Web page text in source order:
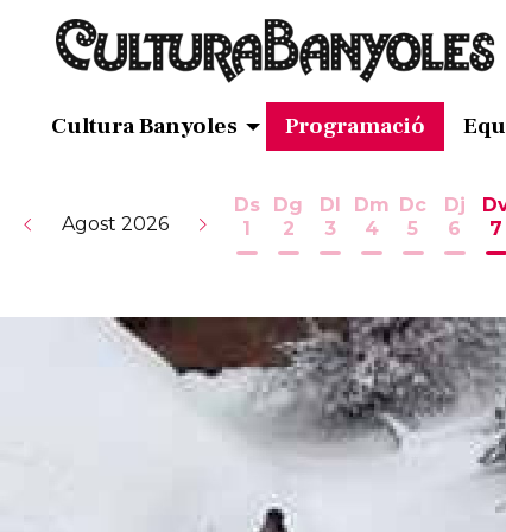
Cultura Banyoles Programació
Agost 2026
Ds
1
Dissabte 1 d'agost
Dg
2
Diumenge 2 d'agost
Dl
3
Dilluns 3 d'agost
Dm
4
Dimarts 4
Dc
5
Dj
6
7